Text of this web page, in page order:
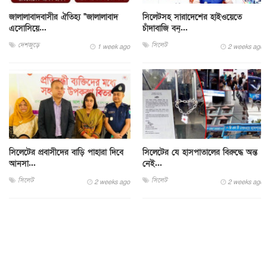
জালালাবাদবাসীর ঐতিহ্য "জালালাবাদ
এসোসিয়ে...
দেশজুড়ে 1 week ago
সিলেটসহ সারাদেশের হাইওয়েতে
চাঁদাবাজি বন্...
সিলেট 2 weeks ago
সিলেটের প্রবাসীদের বাড়ি পাহারা দিবে
আনসা...
সিলেট 2 weeks ago
সিলেটের যে হাসপাতালের বিরুদ্ধে অন্ত
নেই...
সিলেট 2 weeks ago